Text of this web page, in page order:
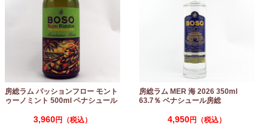
房総ラム パッションフロー モント
ゥーノミント 500ml ペナシュール
3,960円（税込）
房総ラム MER 海 2026 350ml
63.7％ ベナシュール房総
4,950円（税込）